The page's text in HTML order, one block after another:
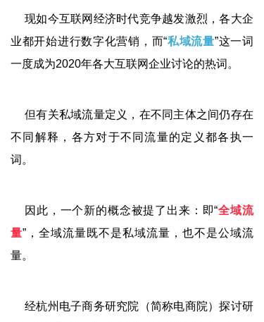
现如今互联网经济时代竞争越发激烈，各大企
业都开始进行数字化营销，而“私域流量”这一词
一度成为2020年各大互联网企业讨论的热词。
但有关私域流量定义，在不同主体之间仍存在
不同解释，各方对于不同流量的定义都各执一
词。
因此，一个新的概念被提了出来：即“全域流
量”，全域流量既不是私域流量，也不是公域流
量。
经杭州电子商务研究院（简称电商院）探讨研